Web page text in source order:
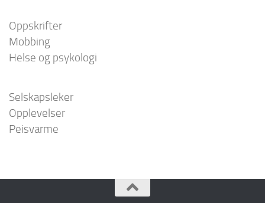
Oppskrifter
Mobbing
Helse og psykologi
Selskapsleker
Opplevelser
Peisvarme